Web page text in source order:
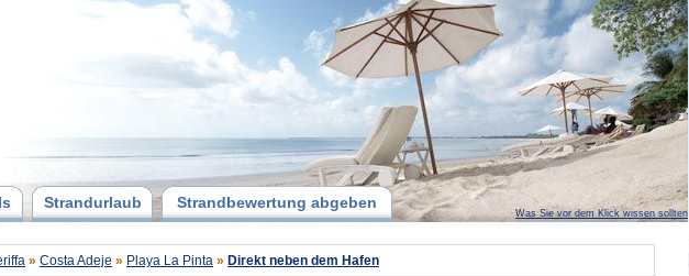
Strandurlaub Strandbewertung abgeben
Was Sie vor dem Klick wissen sollten
» Costa Adeje » Playa La Pinta » Direkt neben dem Hafen